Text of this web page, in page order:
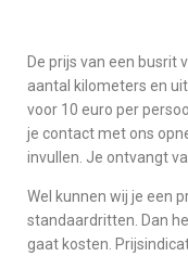
De prijs van een busrit
aantal kilometers en
voor 10 euro per
je contact met ons
invullen. Je ontvangt
Wel kunnen wij je een
standaardritten. Dan
gaat kosten.